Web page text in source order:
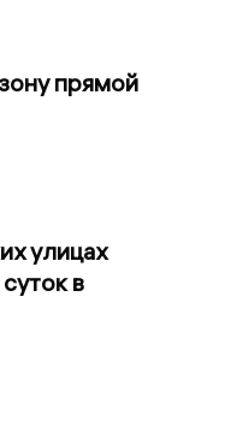
прямой
улицах
в